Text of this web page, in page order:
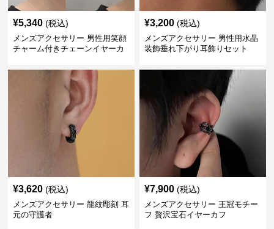
¥5,340 (税込)
メンズアクセサリー 男性用笑顔
チャーム付きチェーンイヤーカ
¥3,200 (税込)
メンズアクセサリー 男性用水晶
装飾垂れ下がり耳飾りセット
¥3,620 (税込)
メンズアクセサリー 龍紋彫刻 耳
元の守護者
¥7,900 (税込)
メンズアクセサリー 王冠モチー
フ 贅沢宝石イヤーカフ